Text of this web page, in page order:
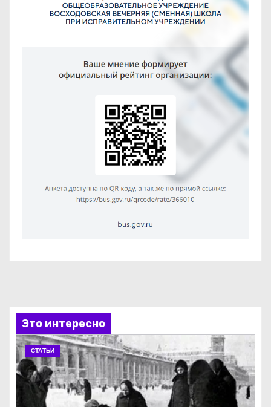
Это интересно
СТАТЬИ